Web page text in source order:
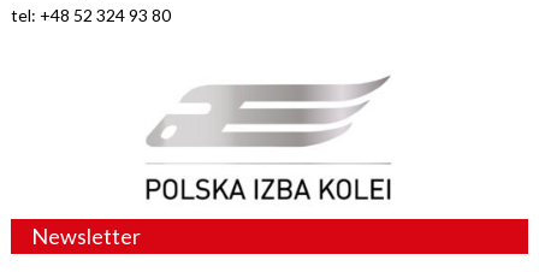
tel: +48 52 324 93 80
Newsletter